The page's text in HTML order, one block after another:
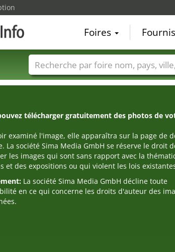
télécharger gratuitement des photos de
examiné l'image, elle apparaîtra sur la page de
La société Sima Media GmbH se réserve le droit
les images qui sont sans rapport avec la
et des expositions ou qui violent les lois
La société Sima Media GmbH décline toute
en ce qui concerne les droits d'auteur des
Foires
Foire noms Pays Villes